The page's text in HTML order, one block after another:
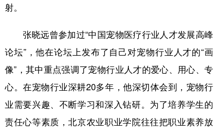
射。
张晓远曾参加过“中国宠物医疗行业人才发展高峰
论坛”，他在论坛上发布了自己对宠物行业人才的“画
像”，其中重点强调了宠物行业人才的爱心、用心、专
心。在宠物行业深耕20多年，他深切体会到，宠物行
业需要兴趣、不断学习和深入钻研。为了培养学生的
责任心等素质，北京农业职业学院往往把职业素养放